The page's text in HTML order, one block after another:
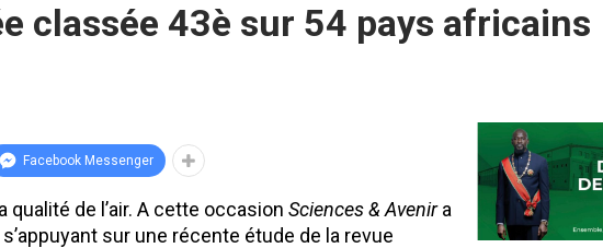
classée 43è sur 54 pays africains
Facebook Messenger
de l’air. A cette occasion Sciences & Avenira
sur une récente étude de la revue